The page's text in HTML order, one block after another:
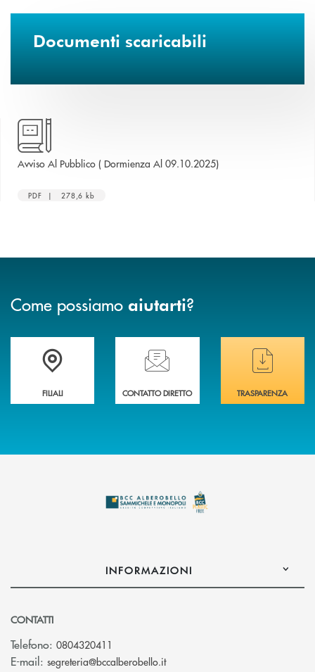
Documenti scaricabili
Avviso Al Pubblico ( Dormienza Al 09.10.2025)apre una nuova
PDF | 278,6 kb
Come possiamo aiutarti?
Trova la filiale più vicina a te
FILIALI
Hai bisogno di assistenza immediata ?
CONTATTO DIRETTO
Hai bisogno di
TRASPARENZA
INFORMAZIONI
CONTATTI
Telefono: 0804320411
E-mail: segreteria@bccalberobello.it(si apre l’app di posta